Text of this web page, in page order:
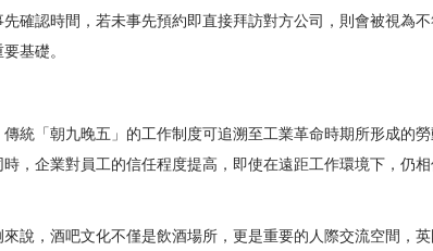
確認時間，若未事先預約即直接拜訪對方公司，則會被視為
基礎。
統「朝九晚五」的工作制度可追溯至工業革命時期所形成的
，企業對員工的信任程度提高，即使在遠距工作環境下，仍
說，酒吧文化不僅是飲酒場所，更是重要的人際交流空間，